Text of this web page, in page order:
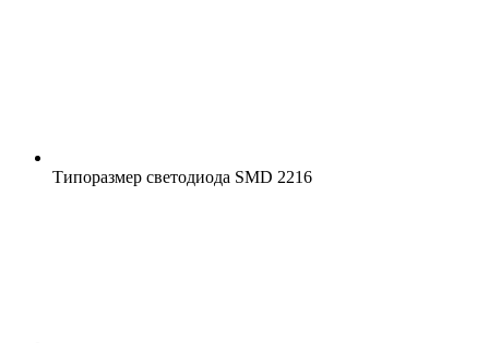
Типоразмер светодиода SMD 2216